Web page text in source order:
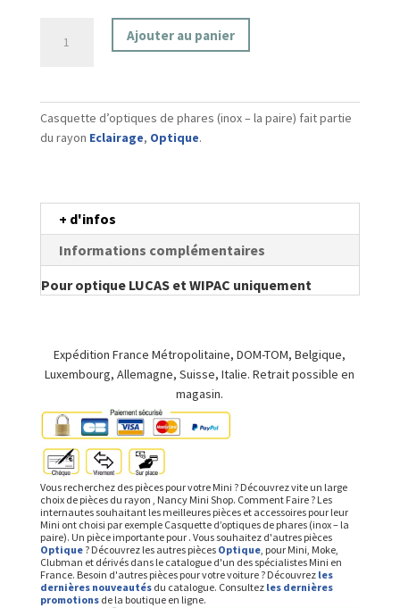
de
phares
(inox
paire)
Ajouter au panier
Casquette d’optiques de phares (inox – la paire) fait partie
du rayon Eclairage, Optique.
+ d'infos
Informations complémentaires
Pour optique LUCAS et WIPAC uniquement
Expédition France Métropolitaine, DOM-TOM, Belgique,
Luxembourg, Allemagne, Suisse, Italie. Retrait possible en
magasin.
Vous recherchez des pièces pour votre Mini ? Découvrez vite un large
choix de pièces du rayon , Nancy Mini Shop. Comment Faire ? Les
internautes souhaitant les meilleures pièces et accessoires pour leur
Mini ont choisi par exemple Casquette d’optiques de phares (inox – la
paire). Un pièce importante pour . Vous souhaitez d'autres pièces
Optique? Découvrez les autres pièces Optique, pour Mini, Moke,
Clubman et dérivés dans le catalogue d'un des spécialistes Mini en
France. Besoin d'autres pièces pour votre voiture ? Découvrez les
dernières nouveautésdu catalogue. Consultez les dernières
promotionsde la boutique en ligne.